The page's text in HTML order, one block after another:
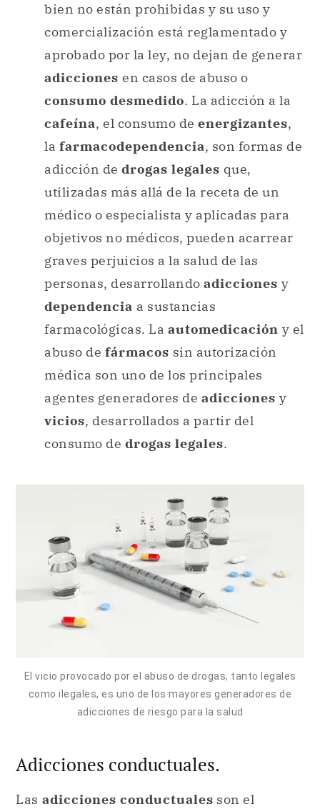
bien no están prohibidas y su uso y
comercialización está reglamentado y
aprobado por la ley, no dejan de generar
adicciones en casos de abuso o
consumo desmedido. La adicción a la
cafeína, el consumo de energizantes,
la farmacodependencia, son formas de
adicción de drogas legales que,
utilizadas más allá de la receta de un
médico o especialista y aplicadas para
objetivos no médicos, pueden acarrear
graves perjuicios a la salud de las
personas, desarrollando adicciones y
dependencia a sustancias
farmacológicas. La automedicación y el
abuso de fármacos sin autorización
médica son uno de los principales
agentes generadores de adicciones y
vicios, desarrollados a partir del
consumo de drogas legales.
El vicio provocado por el abuso de drogas, tanto legales
como ilegales, es uno de los mayores generadores de
adicciones de riesgo para la salud
Adicciones conductuales.
Las adicciones conductuales son el